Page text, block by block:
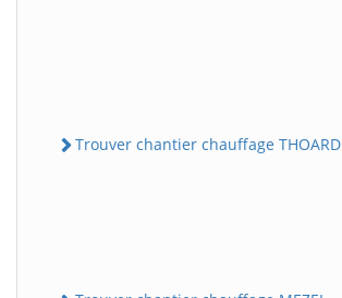
Trouver chantier chauffage THOARD